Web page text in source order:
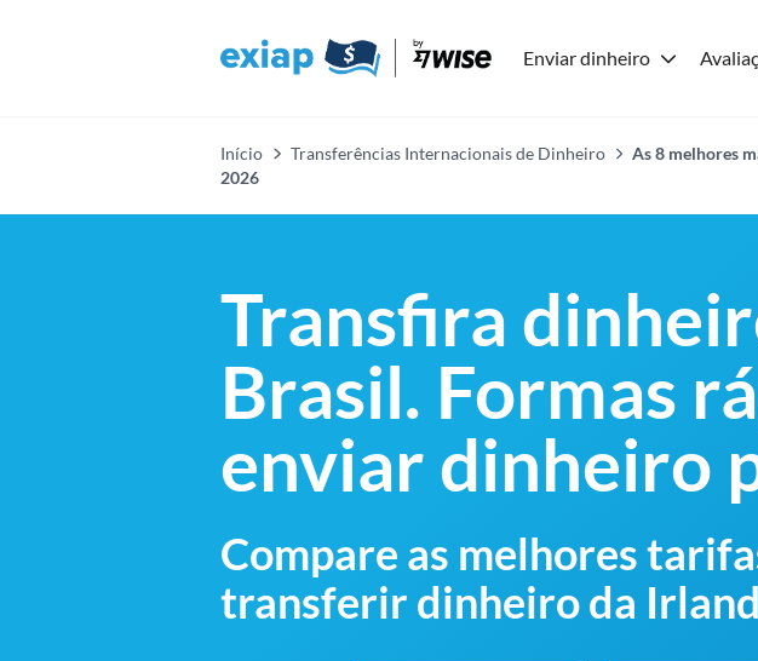
Enviar dinheiro
Início Transferências Internacionais de Dinheiro
As 8 melhores
2026
Transfira
Brasil. Formas
enviar dinheiro
Compare as melhores
transferir dinheiro da